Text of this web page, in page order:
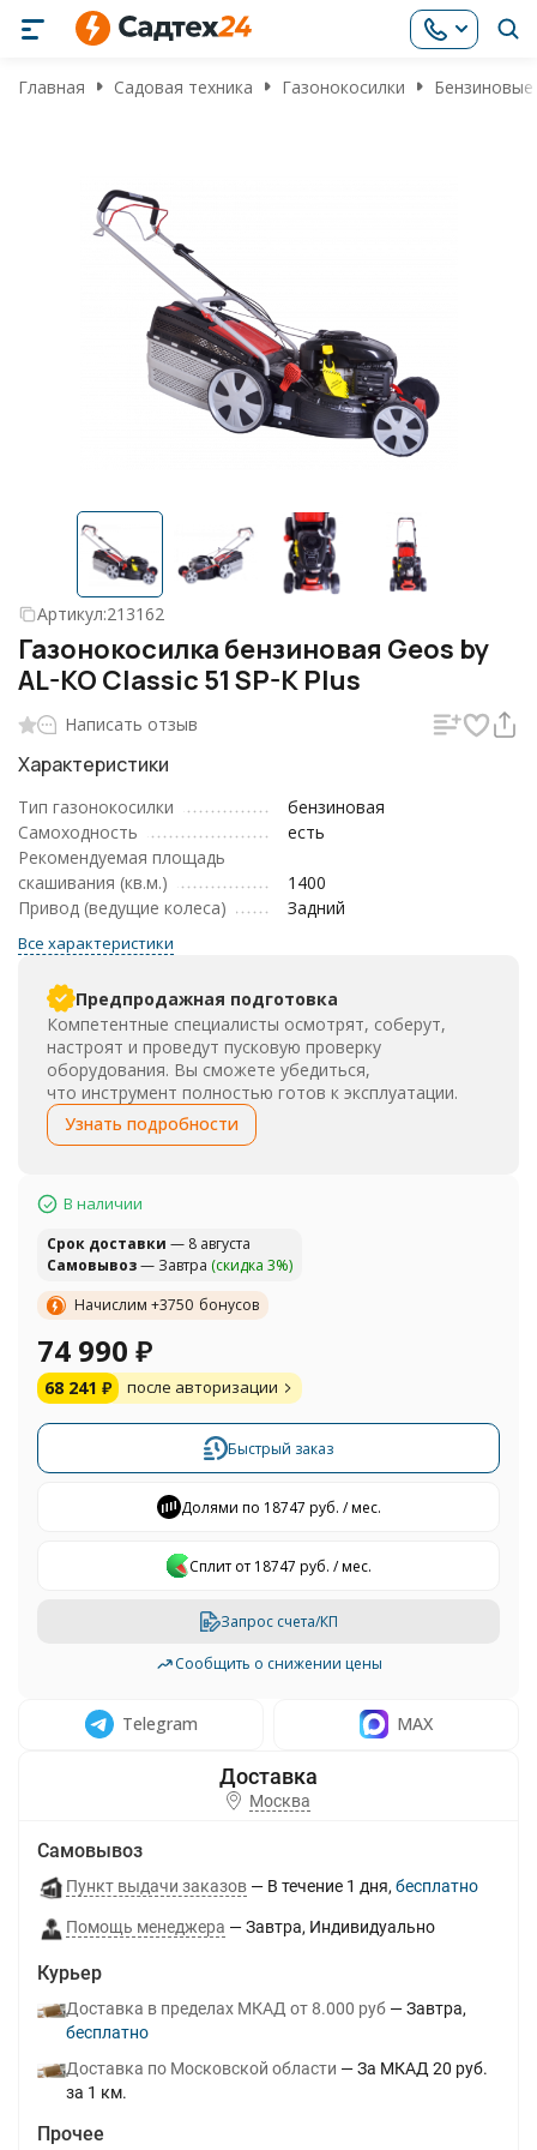
Главная Садовая техника Газонокосилки Бензиновые
Артикул:213162
Газонокосилка бензиновая Geos by
AL-KO Classic 51 SP-K Plus
Написать отзыв
Характеристики
Тип газонокосилки
бензиновая
Самоходность
есть
Рекомендуемая площадь
скашивания (кв.м.)
1400
Привод (ведущие колеса)
Задний
Все характеристики
Предпродажная подготовка
Компетентные специалисты осмотрят, соберут,
настроят и проведут пусковую проверку
оборудования. Вы сможете убедиться,
что инструмент полностью готов к эксплуатации.
Узнать подробности
В наличии
Cрок доставки — 8 августа
Самовывоз— Завтра (скидка 3%)
Начислим +3750 бонусов
74 990 ₽
68 241 ₽ после авторизации
Быстрый заказ
Долями по 18747 руб. / мес.
Сплит от 18747 руб. / мес.
Запрос счета/КП
Сообщить о снижении цены
Telegram MAX
Москва
Самовывоз
Пункт выдачи заказов В течение 1 дня Бесплатно
Помощь менеджера Завтра Индивидуально
Курьер
Доставка в пределах МКАД от 8.000 руб
Завтра
Бесплатно
Доставка по Московской области
За МКАД 20 руб.
за 1 км.
Прочее